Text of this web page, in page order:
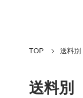
TOP 送料別
送料別